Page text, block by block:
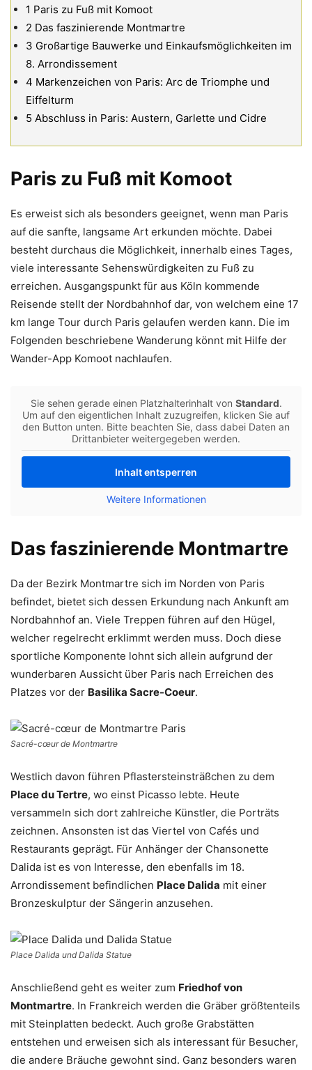
1 Paris zu Fuß mit Komoot
2 Das faszinierende Montmartre
3 Großartige Bauwerke und Einkaufsmöglichkeiten im
8. Arrondissement
4 Markenzeichen von Paris: Arc de Triomphe und
Eiffelturm
5 Abschluss in Paris: Austern, Garlette und Cidre
Paris zu Fuß mit Komoot
Es erweist sich als besonders geeignet, wenn man Paris
auf die sanfte, langsame Art erkunden möchte. Dabei
besteht durchaus die Möglichkeit, innerhalb eines Tages,
viele interessante Sehenswürdigkeiten zu Fuß zu
erreichen. Ausgangspunkt für aus Köln kommende
Reisende stellt der Nordbahnhof dar, von welchem eine 17
km lange Tour durch Paris gelaufen werden kann. Die im
Folgenden beschriebene Wanderung könnt mit Hilfe der
Wander-App Komoot nachlaufen.
Sie sehen gerade einen Platzhalterinhalt von Standard.
Um auf den eigentlichen Inhalt zuzugreifen, klicken Sie auf
den Button unten. Bitte beachten Sie, dass dabei Daten an
Drittanbieter weitergegeben werden.
Inhalt entsperren
Weitere Informationen
Das faszinierende Montmartre
Da der Bezirk Montmartre sich im Norden von Paris
befindet, bietet sich dessen Erkundung nach Ankunft am
Nordbahnhof an. Viele Treppen führen auf den Hügel,
welcher regelrecht erklimmt werden muss. Doch diese
sportliche Komponente lohnt sich allein aufgrund der
wunderbaren Aussicht über Paris nach Erreichen des
Platzes vor der Basilika Sacre-Coeur.
Sacré-cœur de Montmartre
Westlich davon führen Pflastersteinsträßchen zu dem
Place du Tertre, wo einst Picasso lebte. Heute
versammeln sich dort zahlreiche Künstler, die Porträts
zeichnen. Ansonsten ist das Viertel von Cafés und
Restaurants geprägt. Für Anhänger der Chansonette
Dalida ist es von Interesse, den ebenfalls im 18.
Arrondissement befindlichen Place Dalida mit einer
Bronzeskulptur der Sängerin anzusehen.
Place Dalida und Dalida Statue
Anschließend geht es weiter zum Friedhof von
Montmartre. In Frankreich werden die Gräber größtenteils
mit Steinplatten bedeckt. Auch große Grabstätten
entstehen und erweisen sich als interessant für Besucher,
die andere Bräuche gewohnt sind. Ganz besonders waren